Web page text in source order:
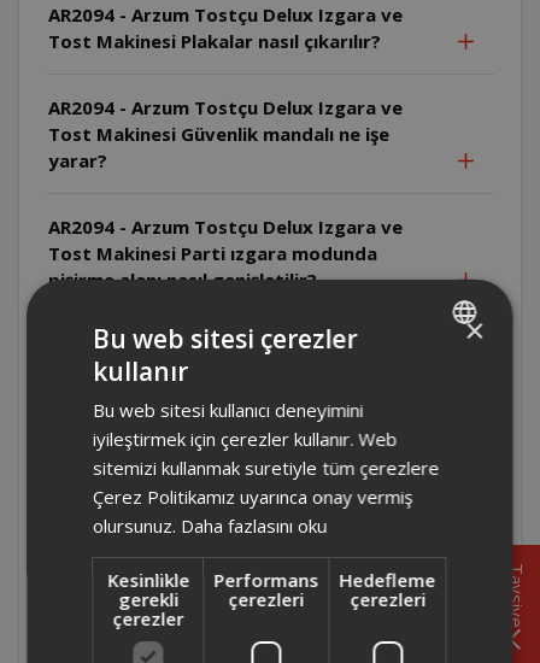
AR2094 - Arzum Tostçu Delux Izgara ve
Tost Makinesi Plakalar nasıl çıkarılır?
AR2094 - Arzum Tostçu Delux Izgara ve
Tost Makinesi Güvenlik mandalı ne işe
yarar?
AR2094 - Arzum Tostçu Delux Izgara ve
Tost Makinesi Parti ızgara modunda
pişirme alanı nasıl genişletilir?
AR2094 - Arzum Tostçu Delux Izgara ve
Tost Makinesi Tek taraflı ızgarada üst
kapak nasıl konumlandırılır?
AR2094 - Arzum Tostçu Delux Izgara ve
Tost Makinesi Çift taraflı ızgarada
yiyecekler çevrilmeli midir?
AR2094 - Arzum Tostçu Delux Izgara ve
Tost Makinesi Isı ayarı nasıl yapılır?
Tavsiye
×
Bu web sitesi çerezler
kullanır
Bu web sitesi kullanıcı deneyimini
iyileştirmek için çerezler kullanır. Web
sitemizi kullanmak suretiyle tüm çerezlere
Çerez Politikamız uyarınca onay vermiş
olursunuz. Daha fazlasını oku
Kesinlikle
gerekli
çerezler
Performans
çerezleri
Hedefleme
çerezleri